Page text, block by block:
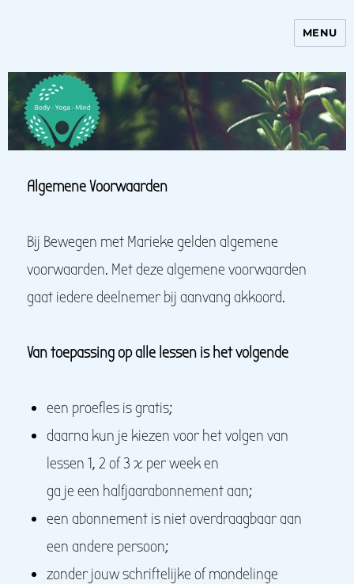
MENU
Algemene Voorwaarden
Bij Bewegen met Marieke gelden algemene
voorwaarden. Met deze algemene voorwaarden
gaat iedere deelnemer bij aanvang akkoord.
Van toepassing op alle lessen is het volgende
een proefles is gratis;
daarna kun je kiezen voor het volgen van
lessen 1, 2 of 3 x per week en
ga je een halfjaarabonnement aan;
een abonnement is niet overdraagbaar aan
een andere persoon;
zonder jouw schriftelijke of mondelinge